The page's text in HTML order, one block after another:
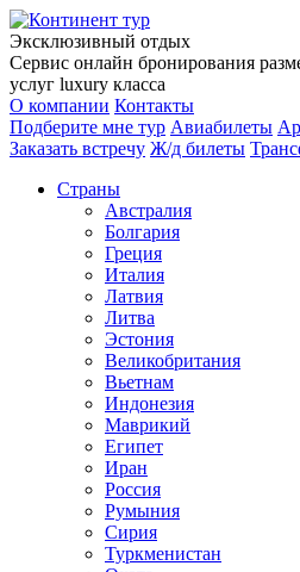
Эксклюзивный отдых
Сервис онлайн бронирования
услуг luxury класса
О компании Контакты
Подберите мне тур Авиабилеты
Заказать встречу Ж/д билеты
Страны
Австралия
Болгария
Греция
Италия
Латвия
Литва
Эстония
Великобритания
Вьетнам
Индонезия
Маврикий
Египет
Иран
Россия
Румыния
Сирия
Туркменистан